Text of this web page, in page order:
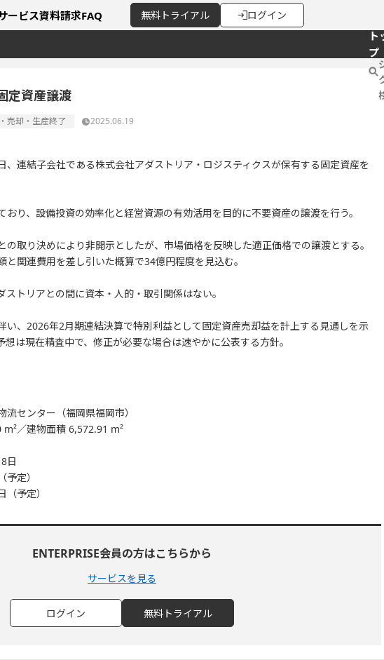
無料 トライアル ログイン
ービス資料請求FAQ
ト
プ
定資産譲渡
売却・生産終了 2025.06.19
、連結子会社である株式会社アダストリア・ロジスティクスが保有する固定資産を
おり、設備投資の効率化と経営資源の有効活用を目的に不要資産の譲渡を行う。
取り決めにより非開示としたが、市場価格を反映した適正価格での譲渡とする。
関連費用を差し引いた概算で34億円程度を見込む。
トリアとの間に資本・人的・取引関係はない。
い、2026年2月期連結決算で特別利益として固定資産売却益を計上する見通しを示
は現在精査中で、修正が必要な場合は速やかに公表する方針。
センター（福岡県福岡市）
／建物面積 6,572.91 m²
日
定）
予定）
ENTERPRISE会員の方はこちらから
サービスを見る
ログイン 無料トライアル